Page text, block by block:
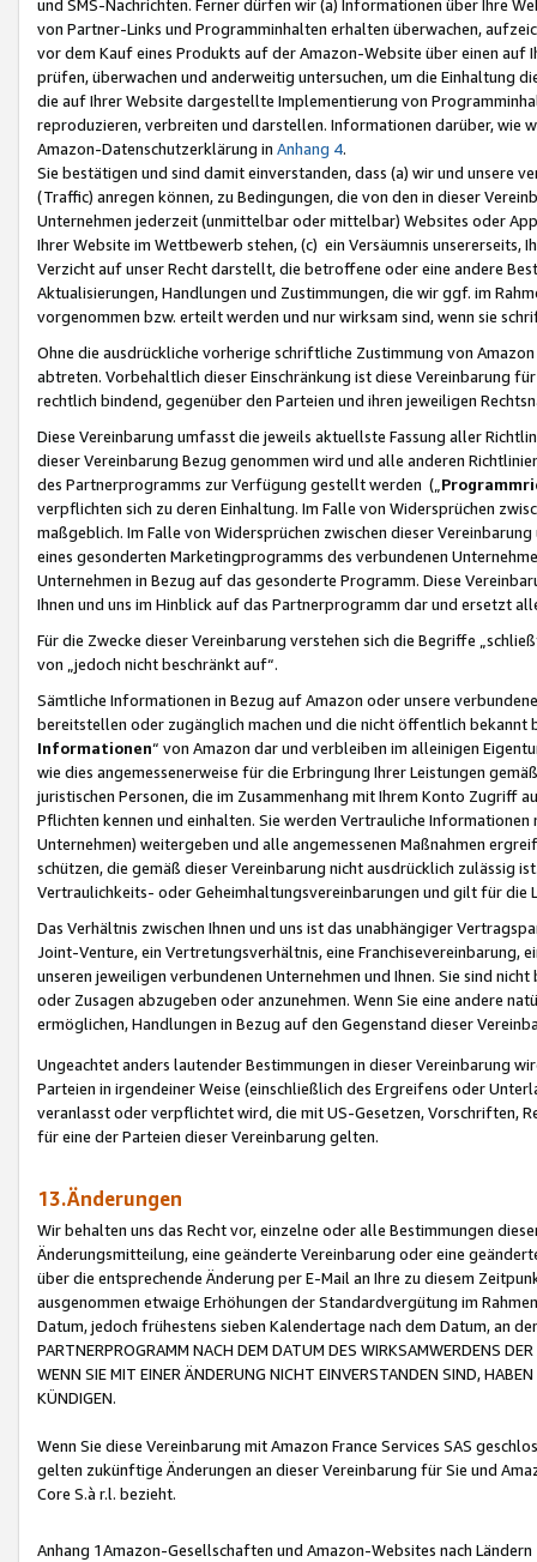
und SMS-Nachrichten. Ferner dürfen wir (a) Informationen über Ihre
von Partner-Links und Programminhalten erhalten überwachen,
vor dem Kauf eines Produkts auf der Amazon-Website über einen
prüfen, überwachen und anderweitig untersuchen, um die Einhaltung
die auf Ihrer Website dargestellte Implementierung von
reproduzieren, verbreiten und darstellen. Informationen darüber, wie
Amazon-Datenschutzerklärung in Anhang 4.
Sie bestätigen und sind damit einverstanden, dass (a) wir und
(Traffic) anregen können, zu Bedingungen, die von den in dieser
Unternehmen jederzeit (unmittelbar oder mittelbar) Websites oder
Ihrer Website im Wettbewerb stehen, (c) ein Versäumnis unsererseits,
Verzicht auf unser Recht darstellt, die betroffene oder eine andere
Aktualisierungen, Handlungen und Zustimmungen, die wir ggf. im
vorgenommen bzw. erteilt werden und nur wirksam sind, wenn sie
Ohne die ausdrückliche vorherige schriftliche Zustimmung von
abtreten. Vorbehaltlich dieser Einschränkung ist diese Vereinbarung
rechtlich bindend, gegenüber den Parteien und ihren jeweiligen
Diese Vereinbarung umfasst die jeweils aktuellste Fassung aller
dieser Vereinbarung Bezug genommen wird und alle anderen
des Partnerprogramms zur Verfügung gestellt werden („
verpflichten sich zu deren Einhaltung. Im Falle von Widersprüchen
maßgeblich. Im Falle von Widersprüchen zwischen dieser
eines gesonderten Marketingprogramms des verbundenen
Unternehmen in Bezug auf das gesonderte Programm. Diese
Ihnen und uns im Hinblick auf das Partnerprogramm dar und ersetzt
Für die Zwecke dieser Vereinbarung verstehen sich die Begriffe
von „jedoch nicht beschränkt auf“.
Sämtliche Informationen in Bezug auf Amazon oder unsere
bereitstellen oder zugänglich machen und die nicht öffentlich
Informationen“ von Amazon dar und verbleiben im alleinigen
wie dies angemessenerweise für die Erbringung Ihrer Leistungen
juristischen Personen, die im Zusammenhang mit Ihrem Konto
Pflichten kennen und einhalten. Sie werden Vertrauliche
Unternehmen) weitergeben und alle angemessenen Maßnahmen
schützen, die gemäß dieser Vereinbarung nicht ausdrücklich zulässig
Vertraulichkeits- oder Geheimhaltungsvereinbarungen und gilt für die
Das Verhältnis zwischen Ihnen und uns ist das unabhängiger
Joint-Venture, ein Vertretungsverhältnis, eine Franchisevereinbarung,
unseren jeweiligen verbundenen Unternehmen und Ihnen. Sie sind
oder Zusagen abzugeben oder anzunehmen. Wenn Sie eine andere
ermöglichen, Handlungen in Bezug auf den Gegenstand dieser
Ungeachtet anders lautender Bestimmungen in dieser Vereinbarung
Parteien in irgendeiner Weise (einschließlich des Ergreifens oder
veranlasst oder verpflichtet wird, die mit US-Gesetzen, Vorschriften,
für eine der Parteien dieser Vereinbarung gelten.
13.Änderungen
Wir behalten uns das Recht vor, einzelne oder alle Bestimmungen
Änderungsmitteilung, eine geänderte Vereinbarung oder eine
über die entsprechende Änderung per E-Mail an Ihre zu diesem
ausgenommen etwaige Erhöhungen der Standardvergütung im
Datum, jedoch frühestens sieben Kalendertage nach dem Datum, an
PARTNERPROGRAMM NACH DEM DATUM DES WIRKSAMWERDENS
WENN SIE MIT EINER ÄNDERUNG NICHT EINVERSTANDEN SIND,
KÜNDIGEN.
Wenn Sie diese Vereinbarung mit Amazon France Services SAS
gelten zukünftige Änderungen an dieser Vereinbarung für Sie und
Core S.à r.l. bezieht.
Anhang 1Amazon-Gesellschaften und Amazon-Websites nach Ländern